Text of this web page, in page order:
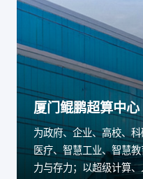
厦门鲲鹏超算中心
为政府、企业、高校、
医疗、智慧工业、智慧
力与存力；以超级计算